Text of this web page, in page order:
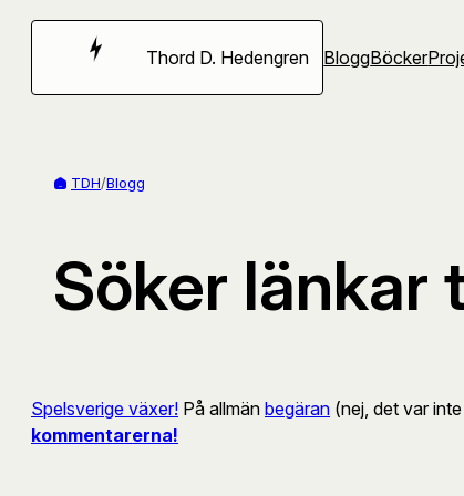
Hoppa
Thord D. Hedengren BloggBöcker
TDH/Blogg
Söker länkar
Spelsverige växer! På allmän begäran (nej, det var
kommentarerna!